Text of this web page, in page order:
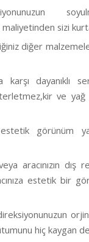
sizi
diğer
karşı dayanıklı
ve yağ
görünüm
aracınızın dış
estetik bir
hiç kaygan